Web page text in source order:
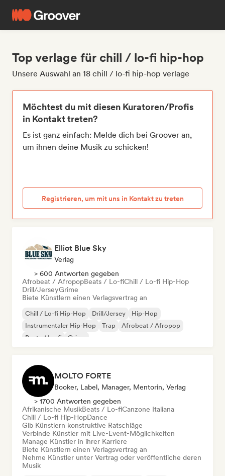
Top verlage für chill / lo-fi hip-hop
Unsere Auswahl an 18 chill / lo-fi hip-hop verlage
Möchtest du mit diesen Kuratoren/Profis
in Kontakt treten?
Es ist ganz einfach: Melde dich bei Groover an,
um ihnen deine Musik zu schicken!
Registrieren, um mit uns in Kontakt zu treten
Elliot Blue Sky
Verlag
> 600 Antworten gegeben
Afrobeat / AfropopBeats / Lo-fiChill / Lo-fi Hip-Hop
Drill/JerseyGrime
Biete Künstlern einen Verlagsvertrag an
Chill / Lo-fi Hip-Hop Drill/Jersey
Hip-Hop
Instrumentaler Hip-Hop
Trap
Afrobeat / Afropop
Beats / Lo-fi
Grime
MOLTO FORTE
Booker, Label, Manager, Mentorin, Verlag
> 1700 Antworten gegeben
Afrikanische MusikBeats / Lo-fiCanzone Italiana
Chill / Lo-fi Hip-HopDance
Gib Künstlern konstruktive Ratschläge
Verbinde Künstler mit Live-Event-Möglichkeiten
Manage Künstler in ihrer Karriere
Biete Künstlern einen Verlagsvertrag an
Nehme Künstler unter Vertrag oder veröffentliche deren
Musik